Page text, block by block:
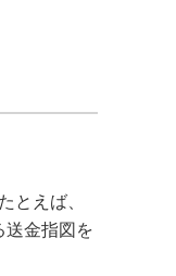
とえば、
送金指図を